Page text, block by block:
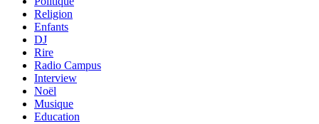
Religion
Enfants
DJ
Rire
Radio Campus
Interview
Noël
Musique
Education